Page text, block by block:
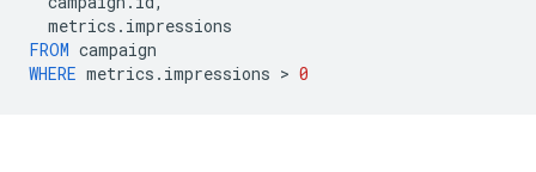
metrics . impressions
FROM campaign
WHERE metrics . impressions > 0